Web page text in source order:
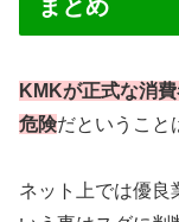
まとめ
KMKが正式な消
危険だということ
ネット上では優良